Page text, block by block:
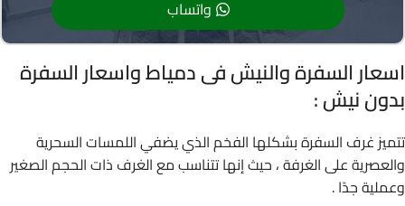
واتساب
اسعار السفرة والنيش فى دمياط واسعار السفرة
بدون نيش :
تتميز غرف السفرة بشكلها الفخم الذي يضفي اللمسات السحرية
والعصرية على الغرفة ، حيث إنها تتناسب مع الغرف ذات الحجم الصغير
وعملية جدًا .